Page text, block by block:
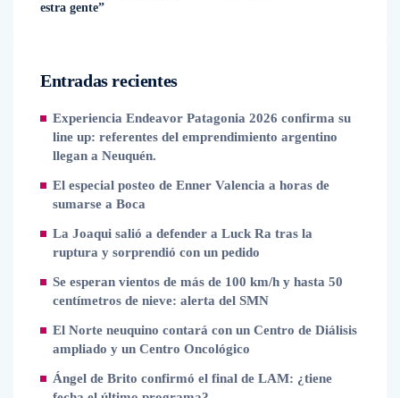
estra gente”
Entradas recientes
Experiencia Endeavor Patagonia 2026 confirma su
line up: referentes del emprendimiento argentino
llegan a Neuquén.
El especial posteo de Enner Valencia a horas de
sumarse a Boca
La Joaqui salió a defender a Luck Ra tras la
ruptura y sorprendió con un pedido
Se esperan vientos de más de 100 km/h y hasta 50
centímetros de nieve: alerta del SMN
El Norte neuquino contará con un Centro de Diálisis
ampliado y un Centro Oncológico
Ángel de Brito confirmó el final de LAM: ¿tiene